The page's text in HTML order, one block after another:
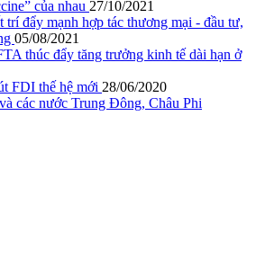
của nhau 27/10/2021
đẩy mạnh hợp tác thương mại - đầu tư,
05/08/2021
thúc đẩy tăng trưởng kinh tế dài hạn ở
FDI thế hệ mới 28/06/2020
các nước Trung Đông, Châu Phi